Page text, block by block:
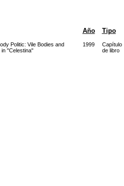
Año Tipo
Politic: Vile Bodies and
"Celestina"
1999
Capítulo
de libro